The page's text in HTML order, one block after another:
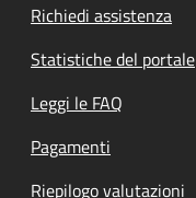
Richiedi assistenza
Statistiche del portale
Leggi le FAQ
Pagamenti
Riepilogo valutazioni